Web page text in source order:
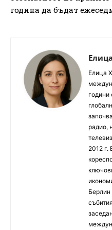
година да бъдат
Елица
години
радио,
2012 г.